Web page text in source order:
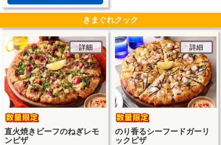
きまぐれクック
詳細
直火焼きビーフのねぎレモ
ンピザ
詳細
のり香るシーフードガーリ
ックピザ